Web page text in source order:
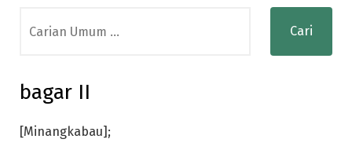
for:
bagar II
[Minangkabau];